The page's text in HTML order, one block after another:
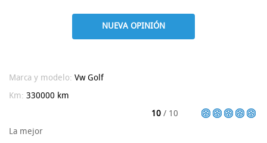
NUEVA OPINIÓN
Marca y modelo: VwGolf
Km: 330000 km
10 / 10
La mejor